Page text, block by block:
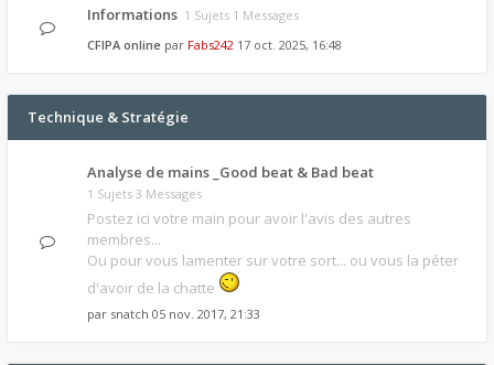
Informations 1 Sujets 1 Messages
CFIPA online par Fabs242 17 oct. 2025, 16:48
Technique & Stratégie
Analyse de mains _Good beat & Bad beat
1 Sujets 3 Messages
Postez ici votre main pour avoir l'avis des autres
membres...
Ou pour vous lamenter sur votre sort... ou vous la péter
d'avoir de la chatte
par snatch 05 nov. 2017, 21:33